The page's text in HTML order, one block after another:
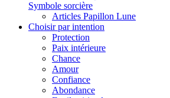
Symbole sorcière
Articles Papillon Lune
Choisir par intention
Protection
Paix intérieure
Chance
Amour
Confiance
Abondance